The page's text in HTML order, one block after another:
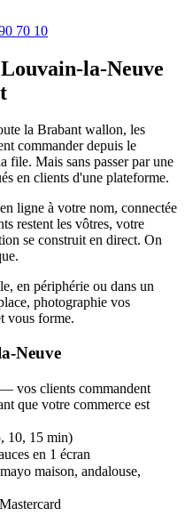
70 10
Louvain-la-Neuve
la Brabant wallon, les
commander depuis le
file. Mais sans passer par une
en clients d'une plateforme.
ligne à votre nom, connectée
restent les vôtres, votre
se construit en direct. On
en périphérie ou dans un
photographie vos
vous forme.
Neuve
vos clients commandent
que votre commerce est
10, 15 min)
en 1 écran
maison, andalouse,